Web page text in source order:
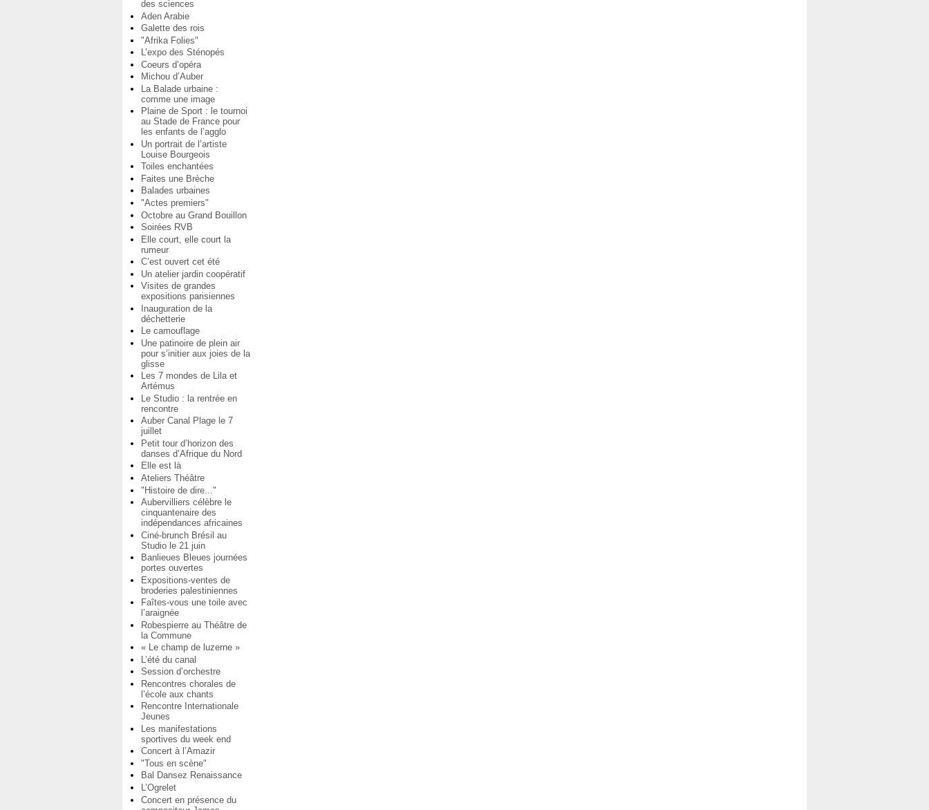
des sciences
Aden Arabie
Galette des rois
"Afrika Folies"
L’expo des Sténopés
Coeurs d’opéra
Michou d’Auber
La Balade urbaine :
comme une image
Plaine de Sport : le tournoi
au Stade de France pour
les enfants de l’agglo
Un portrait de l’artiste
Louise Bourgeois
Toiles enchantées
Faites une Brèche
Balades urbaines
"Actes premiers"
Octobre au Grand Bouillon
Soirées RVB
Elle court, elle court la
rumeur
C’est ouvert cet été
Un atelier jardin coopératif
Visites de grandes
expositions parisiennes
Inauguration de la
déchetterie
Le camouflage
Une patinoire de plein air
pour s’initier aux joies de la
glisse
Les 7 mondes de Lila et
Artémus
Le Studio : la rentrée en
rencontre
Auber Canal Plage le 7
juillet
Petit tour d’horizon des
danses d’Afrique du Nord
Elle est là
Ateliers Théâtre
"Histoire de dire..."
Aubervilliers célèbre le
cinquantenaire des
indépendances africaines
Ciné-brunch Brésil au
Studio le 21 juin
Banlieues Bleues journées
portes ouvertes
Expositions-ventes de
broderies palestiniennes
Faîtes-vous une toile avec
l’araignée
Robespierre au Théâtre de
la Commune
« Le champ de luzerne »
L’été du canal
Session d’orchestre
Rencontres chorales de
l’école aux chants
Rencontre Internationale
Jeunes
Les manifestations
sportives du week end
Concert à l’Amazir
"Tous en scène"
Bal Dansez Renaissance
L’Ogrelet
Concert en présence du